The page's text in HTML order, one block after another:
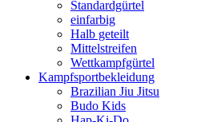
Standardgürtel
einfarbig
Halb geteilt
Mittelstreifen
Wettkampfgürtel
Kampfsportbekleidung
Brazilian Jiu Jitsu
Budo Kids